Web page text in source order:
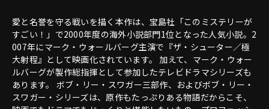
愛と名誉を守る戦いを描く本作は、宝島社「このミステリーが
すごい！」で2000年度の海外小説部門1位となった人気小説。2
007年にマーク・ウォールバーグ主演で『ザ・シューター／極
大射程』として映画化されています。 加えて、マーク・ウォー
ルバーグが製作総指揮として参加したテレビドラマシリーズも
あります。 ボブ・リー・スワガー三部作、およびボブ・リー・
スワガー・シリーズは、原作もたっぷりある物語だからこそ、